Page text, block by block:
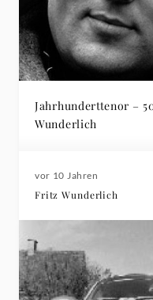
Jahrhunderttenor –
Wunderlich
vor 10 Jahren
Fritz Wunderlich